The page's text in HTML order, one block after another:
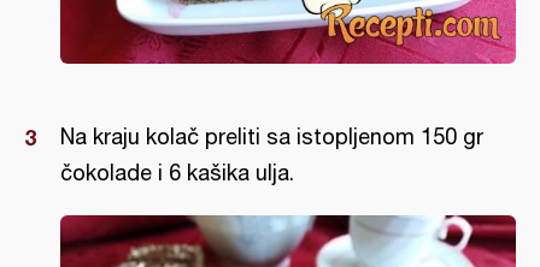
Na kraju kolač preliti sa istopljenom 150 gr
čokolade i 6 kašika ulja.